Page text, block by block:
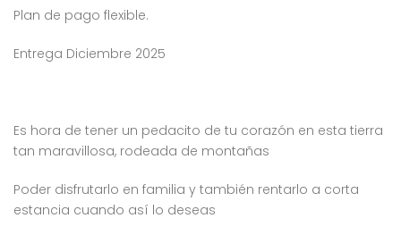
Plan de pago flexible.
Entrega Diciembre 2025
Es hora de tener un pedacito de tu corazón en esta tierra
tan maravillosa, rodeada de montañas
Poder disfrutarlo en familia y también rentarlo a corta
estancia cuando así lo deseas